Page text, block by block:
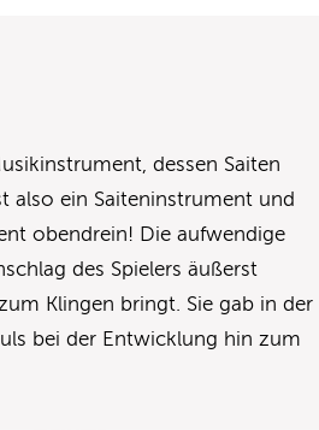
dessen Saiten
also ein Saiteninstrument und
obendrein! Die aufwendige
des Spielers äußerst
Klingen bringt. Sie gab in der
bei der Entwicklung hin zum